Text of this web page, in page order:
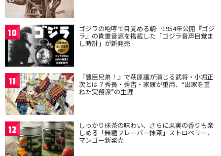
10 ゴジラの咆哮で目覚める朝…1954年公開『ゴジ
ラ』の貴重音源を搭載した「ゴジラ音声目覚ま
し時計」が新発売
11 『豊臣兄弟！』で萩原護が演じる武将・小堀正
次とは？秀長・秀吉・家康が重用、“出家を重
ねた実務派”の生涯
12 しっかり抹茶の味わい、さらに果実の香りも楽
しめる「無糖フレーバー抹茶」ストロベリー、
マンゴー新発売